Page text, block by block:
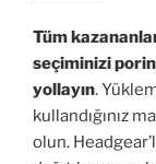
Tüm
seçiminizi
yollayın.
kullandığınız
olun.